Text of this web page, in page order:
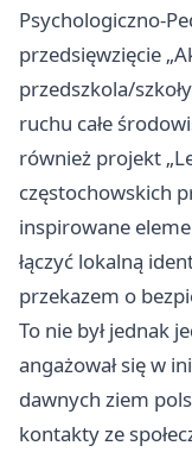
Psychologiczno-
przedsięwzięcie
przedszkola/
ruchu całe
również projekt
częstochowskich
inspirowane
łączyć lokalną
przekazem o
To nie był jednak
angażował się w
dawnych ziem
kontakty ze